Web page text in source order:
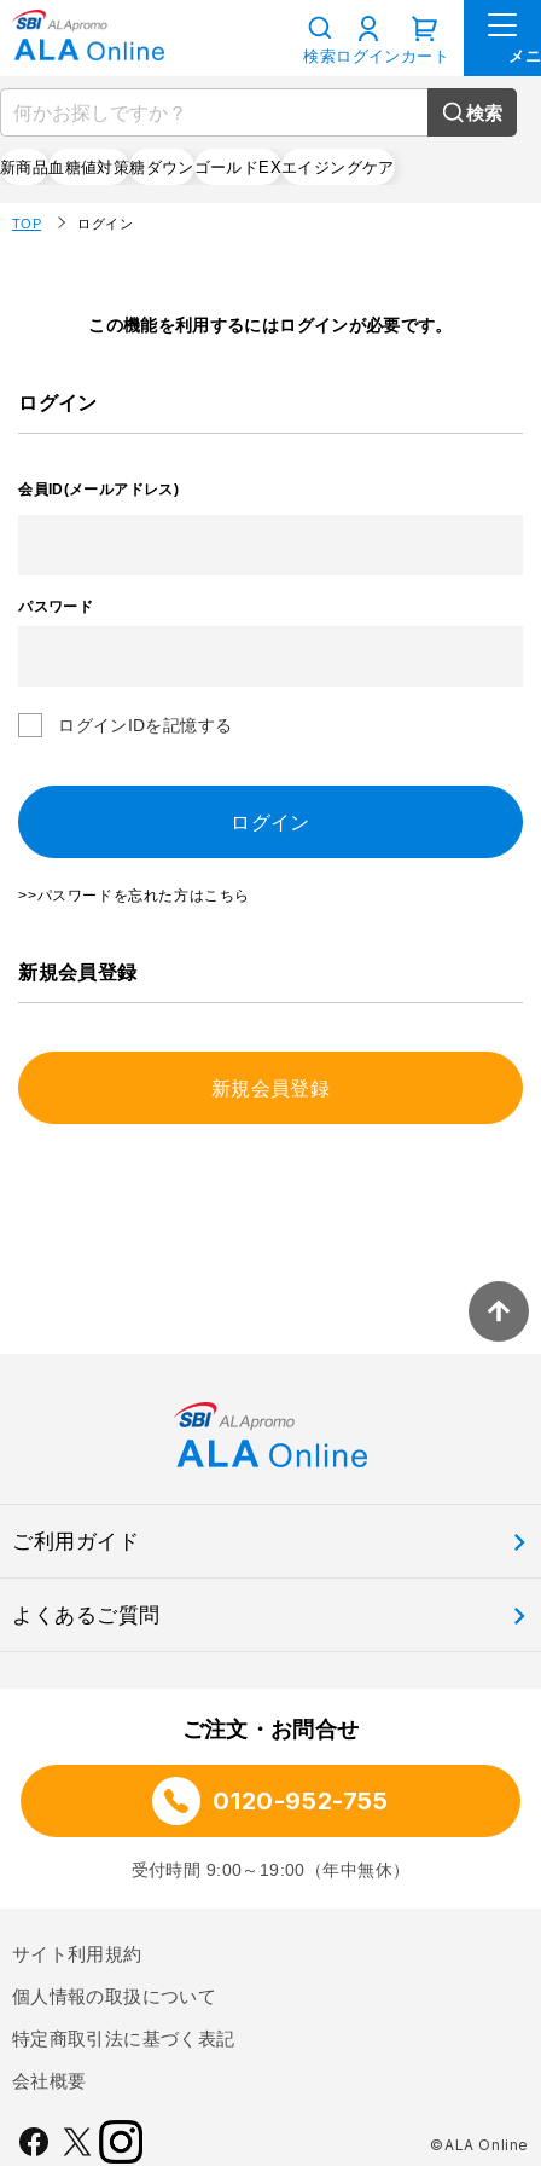
検索
新商品血糖値対策糖ダウンゴールドEXエイジングケア
検索ログイン カート
TOP ログイン
この機能を利用するにはログインが必要です。
ログイン
会員ID(メールアドレス)
パスワード
ログインIDを記憶する
ログイン
>>パスワードを忘れた方はこちら
新規会員登録
新規会員登録
ご利用ガイド
よくあるご質問
ご注文・お問合せ
0120-952-755
受付時間 9:00～19:00（年中無休）
サイト利用規約
個人情報の取扱について
特定商取引法に基づく表記
会社概要
©ALA Online